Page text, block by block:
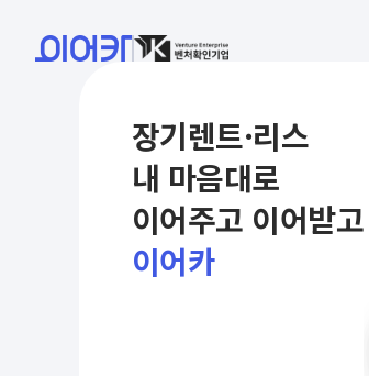
장기렌트·리스
내 마음대로
이어주고 이어받고
이어카